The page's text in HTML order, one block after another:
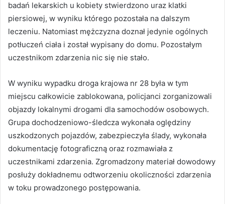
badań lekarskich u kobiety stwierdzono uraz klatki
piersiowej, w wyniku którego pozostała na dalszym
leczeniu. Natomiast mężczyzna doznał jedynie ogólnych
potłuczeń ciała i został wypisany do domu. Pozostałym
uczestnikom zdarzenia nic się nie stało.
W wyniku wypadku droga krajowa nr 28 była w tym
miejscu całkowicie zablokowana, policjanci zorganizowali
objazdy lokalnymi drogami dla samochodów osobowych.
Grupa dochodzeniowo-śledcza wykonała oględziny
uszkodzonych pojazdów, zabezpieczyła ślady, wykonała
dokumentację fotograficzną oraz rozmawiała z
uczestnikami zdarzenia. Zgromadzony materiał dowodowy
posłuży dokładnemu odtworzeniu okoliczności zdarzenia
w toku prowadzonego postępowania.